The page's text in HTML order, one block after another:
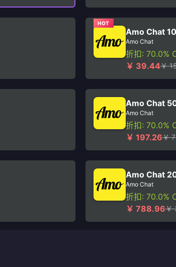
HOT
Amo Chat
Amo Chat
折扣: 70.0%
￥ 39.44￥
Amo Chat
Amo Chat
折扣: 70.0%
￥ 197.26￥
Amo Chat
Amo Chat
折扣: 70.0%
￥ 788.96￥